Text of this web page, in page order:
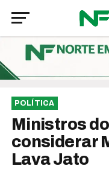
POLÍTICA
Ministros
considerar
Lava Jato